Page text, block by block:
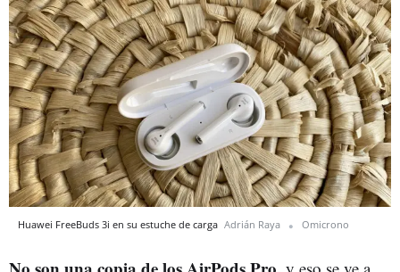
Huawei FreeBuds 3i en su estuche de carga Adrián Raya Omicrono